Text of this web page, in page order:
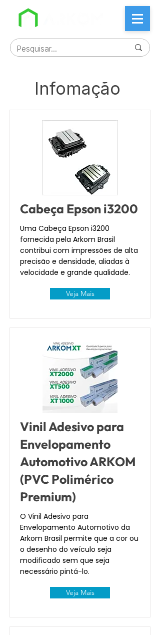
Infomação
Cabeça Epson i3200
Uma Cabeça Epson i3200
fornecida pela Arkom Brasil
contribui com impressões de alta
precisão e densidade, aliadas à
velocidade e grande qualidade.
Veja Mais
Vinil Adesivo para
Envelopamento
Automotivo ARKOM
(PVC Polimérico
Premium)
O Vinil Adesivo para
Envelopamento Automotivo da
Arkom Brasil permite que a cor ou
o desenho do veículo seja
modificado sem que seja
necessário pintá-lo.
Veja Mais